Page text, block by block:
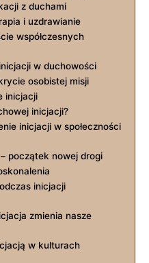
z duchami
i uzdrawianie
współczesnych
w duchowości
osobistej misji
inicjacji
inicjacji?
inicjacji w społeczności
początek nowej drogi
inicjacji
zmienia nasze
w kulturach